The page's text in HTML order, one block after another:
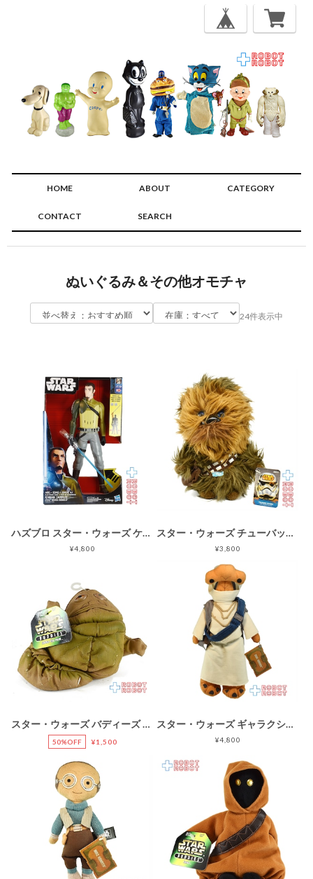
HOME ABOUT CATEGORY
CONTACT SEARCH
ぬいぐるみ＆その他オモチャ
24件表示中
ハズブロ スター・ウォーズ ケイナン・ジャラス [レベルズ] 12インチ エレクトロニック フィギュア 未開封 国内版
¥4,800
スター・ウォーズ チューバッカ トーキング ぬいぐるみ人形 アンダーグラウンドトイ社 紙タグ付き
¥3,800
スター・ウォーズ バディーズ ジャバ・ザ・ハット ビーニーぬいぐるみ人形 紙タグ付 ※難有り
50%OFF ¥1,500
スター・ウォーズ ギャラクシーズ・エッジ ドク＝オンダー ぬいぐるみ 紙タグ付き
¥4,800